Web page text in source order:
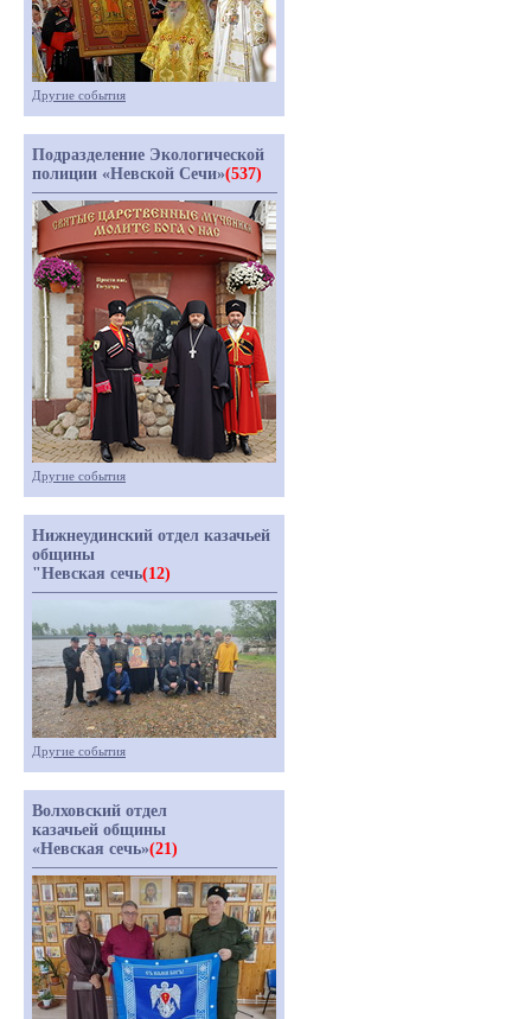
Другие события
Подразделение Экологической
полиции «Невской Сечи»(537)
Другие события
Нижнеудинский отдел казачьей
общины
"Невская сечь(12)
Другие события
Волховский отдел
казачьей общины
«Невская сечь»(21)